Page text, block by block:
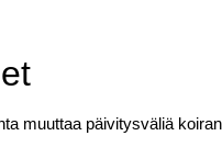
muuttaa päivitysväliä